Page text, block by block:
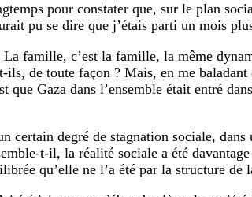
pour constater que, sur le plan
pu se dire que j’étais parti un mois
famille, c’est la famille, la même
ils, de toute façon ? Mais, en me baladant
que Gaza dans l’ensemble était entré
certain degré de stagnation sociale,
t-il, la réalité sociale a été
qu’elle ne l’a été par la structure de